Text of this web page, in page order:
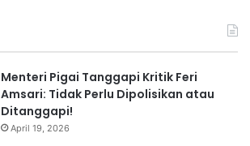
Menteri Pigai Tanggapi Kritik Feri
Amsari: Tidak Perlu Dipolisikan atau
Ditanggapi!
April 19, 2026